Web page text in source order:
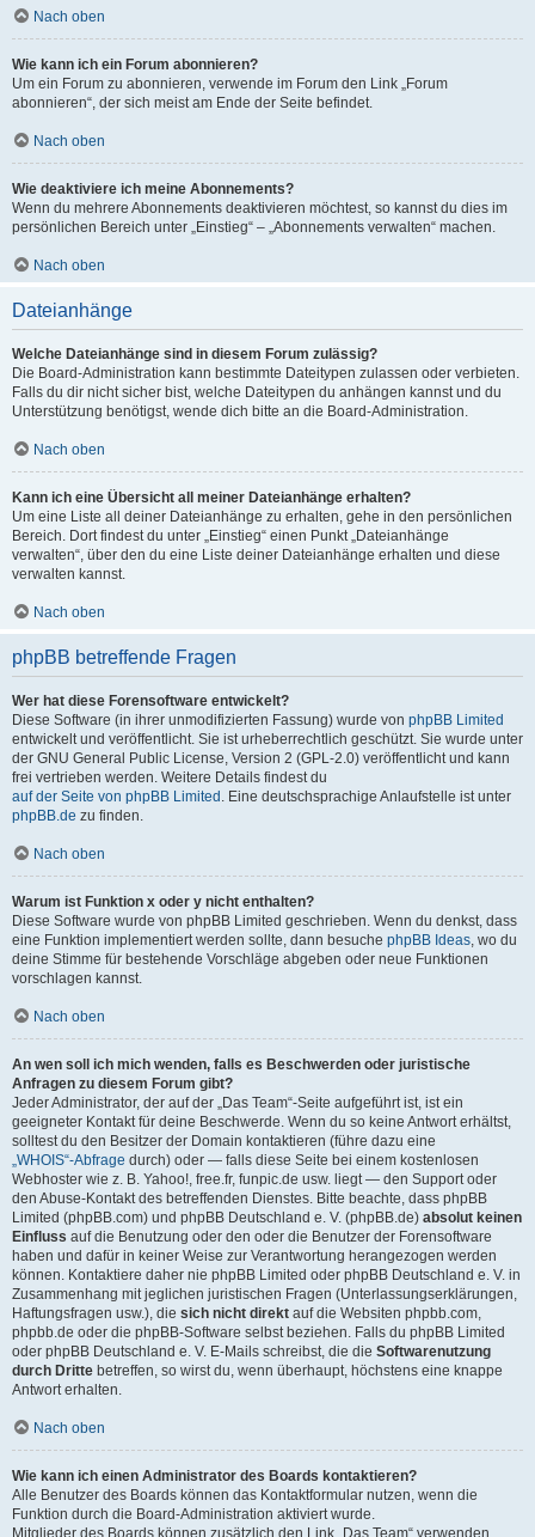
Nach oben
Wie kann ich ein Forum abonnieren?
Um ein Forum zu abonnieren, verwende im Forum den Link „Forum
abonnieren“, der sich meist am Ende der Seite befindet.
Nach oben
Wie deaktiviere ich meine Abonnements?
Wenn du mehrere Abonnements deaktivieren möchtest, so kannst du dies im
persönlichen Bereich unter „Einstieg“ – „Abonnements verwalten“ machen.
Nach oben
Dateianhänge
Welche Dateianhänge sind in diesem Forum zulässig?
Die Board-Administration kann bestimmte Dateitypen zulassen oder verbieten.
Falls du dir nicht sicher bist, welche Dateitypen du anhängen kannst und du
Unterstützung benötigst, wende dich bitte an die Board-Administration.
Nach oben
Kann ich eine Übersicht all meiner Dateianhänge erhalten?
Um eine Liste all deiner Dateianhänge zu erhalten, gehe in den persönlichen
Bereich. Dort findest du unter „Einstieg“ einen Punkt „Dateianhänge
verwalten“, über den du eine Liste deiner Dateianhänge erhalten und diese
verwalten kannst.
Nach oben
phpBB betreffende Fragen
Wer hat diese Forensoftware entwickelt?
Diese Software (in ihrer unmodifizierten Fassung) wurde von phpBB Limited
entwickelt und veröffentlicht. Sie ist urheberrechtlich geschützt. Sie wurde unter
der GNU General Public License, Version 2 (GPL-2.0) veröffentlicht und kann
frei vertrieben werden. Weitere Details findest du
auf der Seite von phpBB Limited . Eine deutschsprachige Anlaufstelle ist unter
phpBB.de zu finden.
Nach oben
Warum ist Funktion x oder y nicht enthalten?
Diese Software wurde von phpBB Limited geschrieben. Wenn du denkst, dass
eine Funktion implementiert werden sollte, dann besuche phpBB Ideas, wo du
deine Stimme für bestehende Vorschläge abgeben oder neue Funktionen
vorschlagen kannst.
Nach oben
An wen soll ich mich wenden, falls es Beschwerden oder juristische
Anfragen zu diesem Forum gibt?
Jeder Administrator, der auf der „Das Team“-Seite aufgeführt ist, ist ein
geeigneter Kontakt für deine Beschwerde. Wenn du so keine Antwort erhältst,
solltest du den Besitzer der Domain kontaktieren (führe dazu eine
„WHOIS“-Abfrage durch) oder — falls diese Seite bei einem kostenlosen
Webhoster wie z. B. Yahoo!, free.fr, funpic.de usw. liegt — den Support oder
den Abuse-Kontakt des betreffenden Dienstes. Bitte beachte, dass phpBB
Limited (phpBB.com) und phpBB Deutschland e. V. (phpBB.de) absolut keinen
Einfluss auf die Benutzung oder den oder die Benutzer der Forensoftware
haben und dafür in keiner Weise zur Verantwortung herangezogen werden
können. Kontaktiere daher nie phpBB Limited oder phpBB Deutschland e. V. in
Zusammenhang mit jeglichen juristischen Fragen (Unterlassungserklärungen,
Haftungsfragen usw.), die sich nicht direkt auf die Websiten phpbb.com,
phpbb.de oder die phpBB-Software selbst beziehen. Falls du phpBB Limited
oder phpBB Deutschland e. V. E-Mails schreibst, die die Softwarenutzung
durch Dritte betreffen, so wirst du, wenn überhaupt, höchstens eine knappe
Antwort erhalten.
Nach oben
Wie kann ich einen Administrator des Boards kontaktieren?
Alle Benutzer des Boards können das Kontaktformular nutzen, wenn die
Funktion durch die Board-Administration aktiviert wurde.
Mitglieder des Boards können zusätzlich den Link „Das Team“ verwenden.